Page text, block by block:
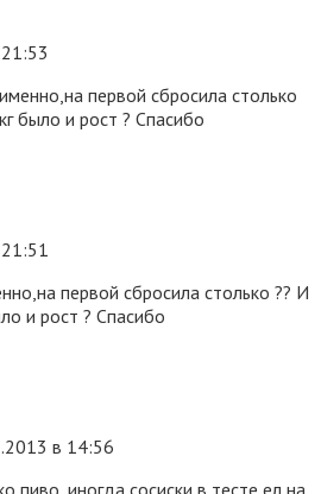
первой сбросила столько
было и рост ? Спасибо
первой сбросила столько ?? И
и рост ? Спасибо
в 14:56
пиво, иногда сосиски в тесте ел на